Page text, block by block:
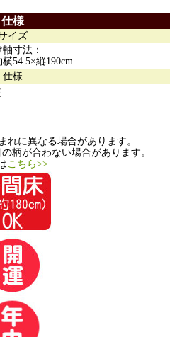
仕様
イズ
寸法：
54.5×縦190cm
仕様
に異なる場合があります。
柄が合わない場合があります。
こちら>>